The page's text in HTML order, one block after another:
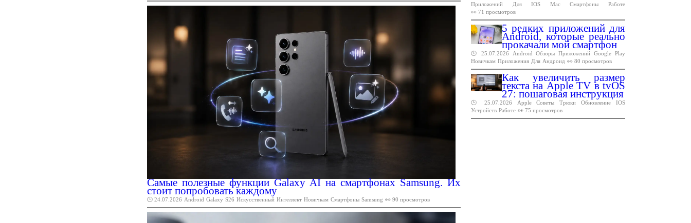
Самые полезные функции Galaxy AI на смартфонах Samsung. Их
стоит попробовать каждому
🕑 24.07.2026 Android Galaxy S26 Искусственный Интеллект Новичкам Смартфоны Samsung 👀 90 просмотров
Приложений
Для IOS Mac Смартфоны
Работе
👀 71 просмотров
5 редких приложений для
Android, которые реально
прокачали мой смартфон
🕑 25.07.2026 Android Обзоры Приложений Google Play
Новичкам Приложения Для Андроид 👀 80 просмотров
Как увеличить размер
текста на Apple TV в tvOS
27: пошаговая инструкция
🕑 25.07.2026 Apple Советы Трюки Обновление
IOS
Устройств Работе 👀 75 просмотров